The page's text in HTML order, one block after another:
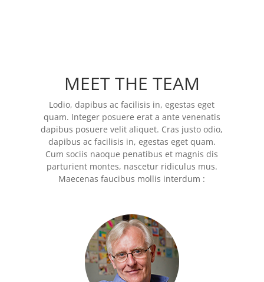
MEET THE TEAM
Lodio, dapibus ac facilisis in, egestas eget
quam. Integer posuere erat a ante venenatis
dapibus posuere velit aliquet. Cras justo odio,
dapibus ac facilisis in, egestas eget quam.
Cum sociis naoque penatibus et magnis dis
parturient montes, nascetur ridiculus mus.
Maecenas faucibus mollis interdum :